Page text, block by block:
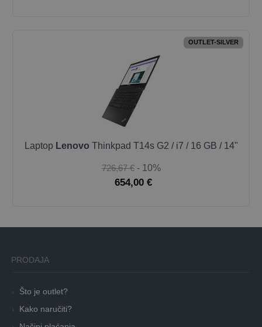
OUTLET-SILVER
Laptop Lenovo Thinkpad T14s G2 / i7 / 16 GB / 14"
726,67 € - 10%
654,00 €
PRODAJA
Što je outlet?
Kako naručiti?